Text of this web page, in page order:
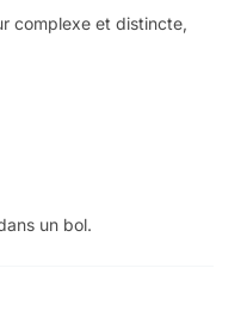
complexe et distincte,
un bol.